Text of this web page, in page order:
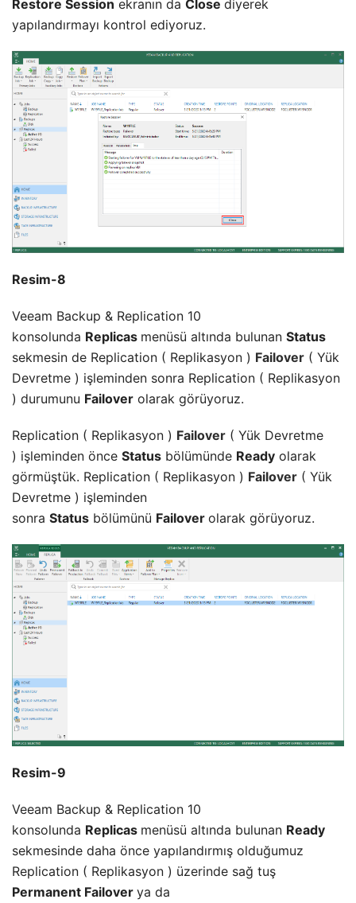
Restore Session ekranın da Close diyerek
yapılandırmayı kontrol ediyoruz.
Resim-8
Veeam Backup & Replication 10
konsolunda Replicas menüsü altında bulunan Status
sekmesin de Replication ( Replikasyon ) Failover ( Yük
Devretme ) işleminden sonra Replication ( Replikasyon
) durumunu Failover olarak görüyoruz.
Replication ( Replikasyon ) Failover ( Yük Devretme
) işleminden önce Status bölümünde Ready olarak
görmüştük. Replication ( Replikasyon ) Failover ( Yük
Devretme ) işleminden
sonra Status bölümünü Failover olarak görüyoruz.
Resim-9
Veeam Backup & Replication 10
konsolunda Replicas menüsü altında bulunan Ready
sekmesinde daha önce yapılandırmış olduğumuz
Replication ( Replikasyon ) üzerinde sağ tuş
Permanent Failover ya da